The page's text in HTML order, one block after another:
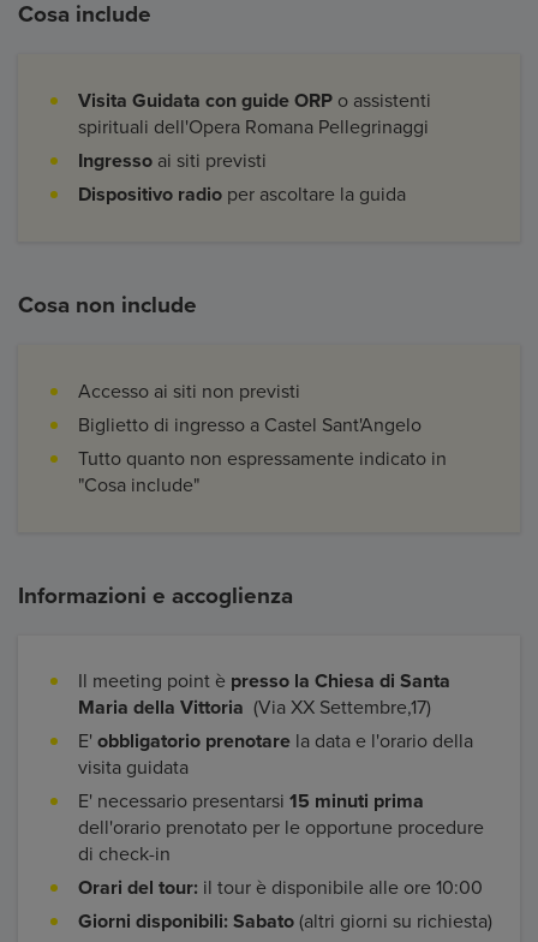
Cosa include
Visita Guidata con guide ORP o assistenti
spirituali dell'Opera Romana Pellegrinaggi
Ingresso ai siti previsti
Dispositivo radio per ascoltare la guida
Cosa non include
Accesso ai siti non previsti
Biglietto di ingresso a Castel Sant'Angelo
Tutto quanto non espressamente indicato in
"Cosa include"
Informazioni e accoglienza
Il meeting point è presso la Chiesa di Santa
Maria della Vittoria (Via XX Settembre,17)
E' obbligatorio prenotare la data e l'orario della
visita guidata
E' necessario presentarsi 15 minuti prima
dell'orario prenotato per le opportune procedure
di check-in
Orari del tour: il tour è disponibile alle ore 10:00
Giorni disponibili: Sabato (altri giorni su richiesta)